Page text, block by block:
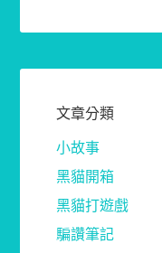
文章分類
小故事
黑貓開箱
黑貓打遊戲
騙讚筆記